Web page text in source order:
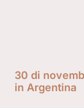
30 di
in Argentina